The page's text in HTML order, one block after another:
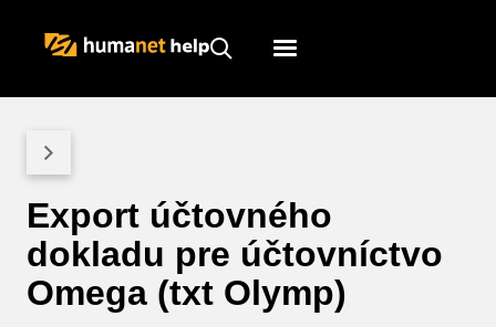
Humanet
Export účtovného
dokladu pre účtovníctvo
Omega (txt Olymp)